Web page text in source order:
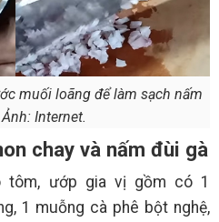
muối loãng để làm sạch nấm
Internet.
chay và nấm đùi gà
tôm, ướp gia vị gồm có 1
1 muỗng cà phê bột nghệ,